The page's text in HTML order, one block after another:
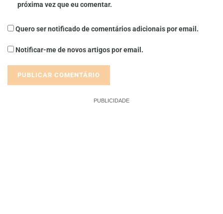
próxima vez que eu comentar.
Quero ser notificado de comentários adicionais por email.
Notificar-me de novos artigos por email.
PUBLICIDADE